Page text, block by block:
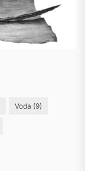
Voda (9)